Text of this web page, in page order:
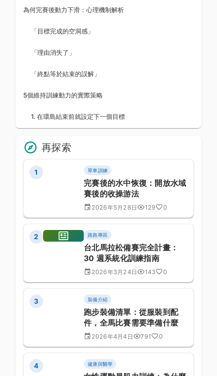
為何完賽後動力下滑：心理機制解析
「目標完成的空洞感」
「理由消失了」
「終點等於結束的誤解」
5個維持訓練動力的實際策略
1. 在環島結束前就設定下一個目標
再探索
1 單車訓練
完賽後的水中恢復：開放水域
賽後的收操游法
2026年5月28日 129 0
2 路跑專區
台北馬拉松備賽完全計畫：
30 週系統化訓練指南
2026年3月24日 143 0
3 裝備介紹
跑步裝備清單：從服裝到配
件，全馬比賽需要準備什麼
2026年4月4日 791 0
4 健康與醫學